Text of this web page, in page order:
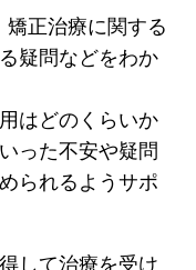
矯正治療に関する
疑問などをわか
はどのくらいか
った不安や疑問
られるようサポ
して治療を受け